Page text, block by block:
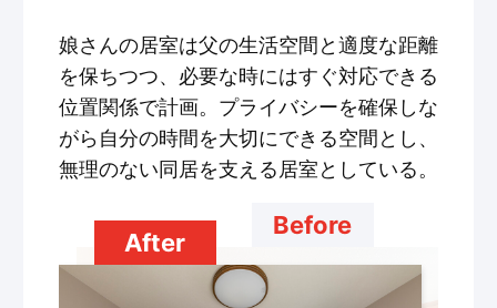
娘さんの居室は父の生活空間と適度な距離
を保ちつつ、必要な時にはすぐ対応できる
位置関係で計画。プライバシーを確保しな
がら自分の時間を大切にできる空間とし、
無理のない同居を支える居室としている。
Before
After